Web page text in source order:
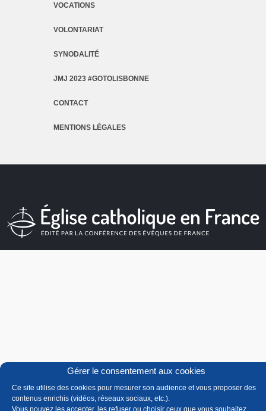
Gérer le consentement aux cookies
Ce site utilise des cookies pour mesurer son audience et vous proposer des
contenus enrichis (vidéos, réseaux sociaux, etc.).
Vous pouvez les accepter, les refuser ou choisir ceux que vous souhaitez
VOCATIONS
VOLONTARIAT
SYNODALITÉ
JMJ 2023 #GOTOLISBONNE
CONTACT
MENTIONS LÉGALES